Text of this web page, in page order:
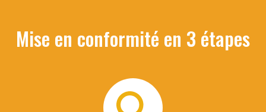
Mise en conformité en 3 étapes